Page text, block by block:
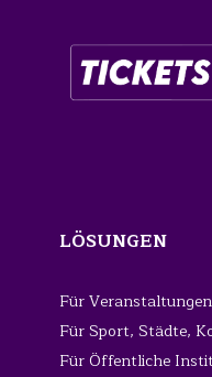
LÖSUNGEN
Für Veranstaltungen
Für Sport, Städte,
Für Öffentliche